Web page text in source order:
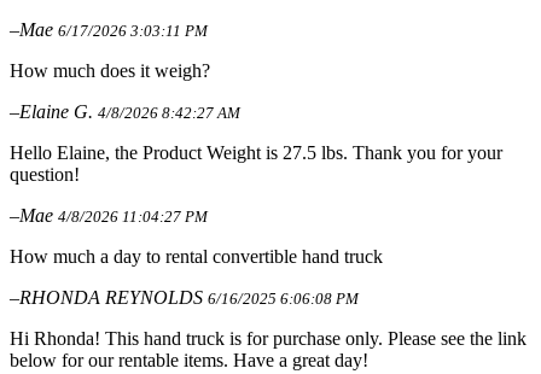
–Mae 6/17/2026 3:03:11 PM
How much does it weigh?
–Elaine G. 4/8/2026 8:42:27 AM
Hello Elaine, the Product Weight is 27.5 lbs. Thank you for your
question!
–Mae 4/8/2026 11:04:27 PM
How much a day to rental convertible hand truck
–RHONDA REYNOLDS 6/16/2025 6:06:08 PM
Hi Rhonda! This hand truck is for purchase only. Please see the link
below for our rentable items. Have a great day!